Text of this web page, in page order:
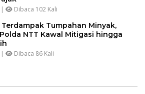
Dibaca 102 Kali
Terdampak Tumpahan Minyak,
NTT Kawal Mitigasi hingga
Dibaca 86 Kali